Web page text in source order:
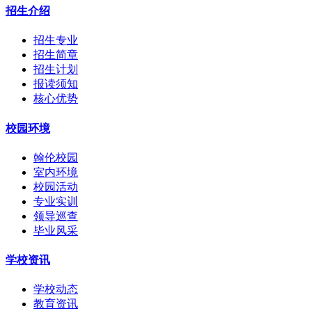
招生介绍
招生专业
招生简章
招生计划
报读须知
核心优势
校园环境
翰伦校园
室内环境
校园活动
专业实训
领导巡查
毕业风采
学校资讯
学校动态
教育资讯